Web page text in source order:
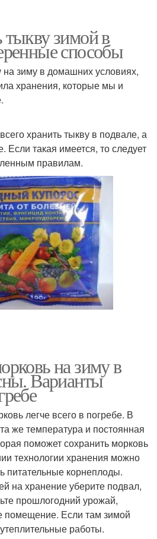
тыкву зимой в
способы
на зиму в домашних условиях,
хранения, которые мы и
хранить тыкву в подвале, а
Если такая имеется, то следует
правилам.
на зиму в
Варианты
легче всего в погребе. В
же температура и постоянная
поможет сохранить морковь
технологии хранения можно
питательные корнеплоды.
на хранение уберите подвал,
прошлогодний урожай,
помещение. Если там зимой
работы.